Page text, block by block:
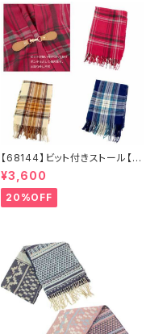
【68144】ビット付きストール【送
料無料】チェック柄 大判ストー
ル チェックストール アイボリ
ー ベージュ レッド ネイビ
ー フリンジ マフラー ひざ
¥3,600
20%OFF